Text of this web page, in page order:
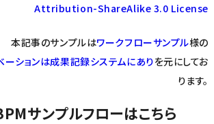
Attribution-ShareAlike 3.0 License
本記事のサンプルはワークフローサンプル様の
ションは成果記録システムにありを元にしてお
ります。
サンプルフローはこちら